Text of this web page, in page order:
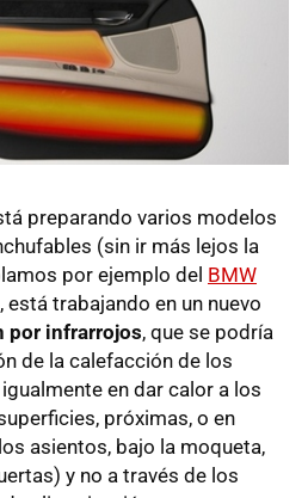
preparando varios modelos
(sin ir más lejos la
por ejemplo del BMW
está trabajando en un nuevo
por infrarrojos, que se podría
de la calefacción de los
en dar calor a los
próximas, o en
asientos, bajo la moqueta,
y no a través de los